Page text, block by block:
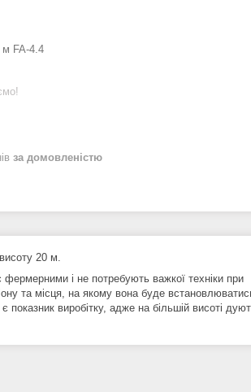
м FA-4.4
за домовленістю
20 м.
і не потребують важкої техніки при
та місця, на якому вона буде
виробітку, адже на більшій висоті